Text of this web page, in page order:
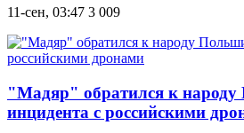
11-сен, 03:47 3 009
"Мадяр" обратился к народу
инцидента с российскими